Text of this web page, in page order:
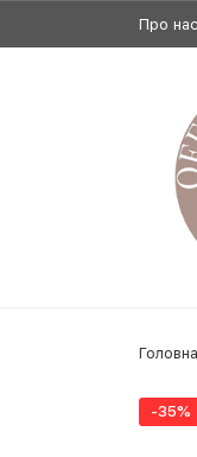
Про нас
Головна
-35%